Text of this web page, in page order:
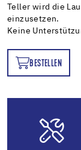
Teller wird die
einzusetzen.
Keine
BESTELLEN